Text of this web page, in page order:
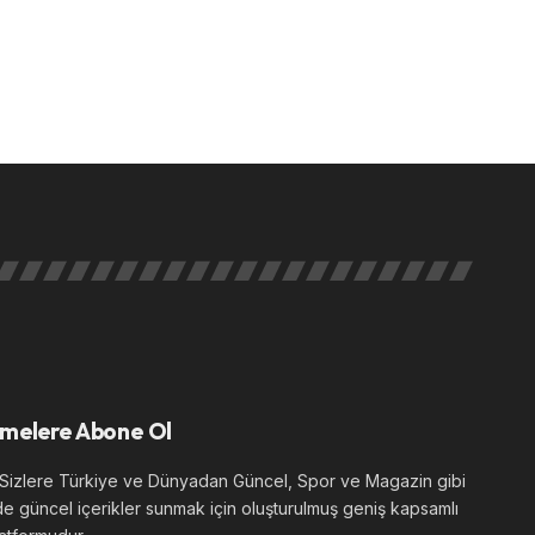
Abone Ol
Türkiye ve Dünyadan Güncel, Spor ve Magazin gibi
güncel içerikler sunmak için oluşturulmuş geniş kapsamlı